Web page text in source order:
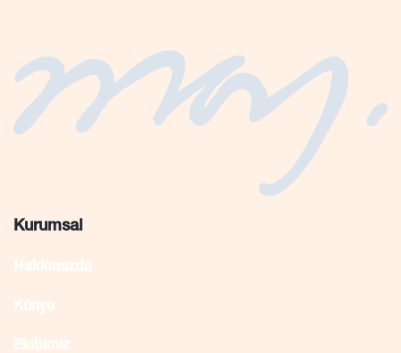
Kurumsal
Hakkımızda
Künye
Ekibimiz